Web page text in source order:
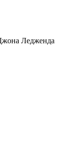
Ледженда